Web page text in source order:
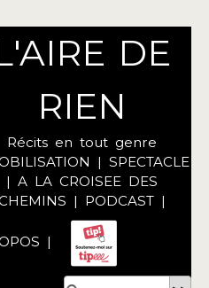
DE
RIEN
Récits en tout genre
| SPECTACLE
| A LA CROISEE DES
| PODCAST|
|